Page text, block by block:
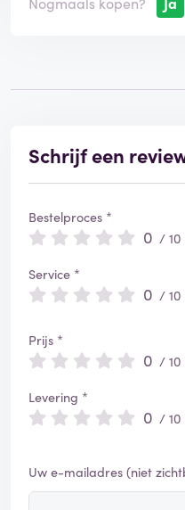
Schrijf een
Bestelproces *
0 / 10
Service *
0 / 10
Prijs *
0 / 10
Levering *
0 / 10
Uw e-mailadres (niet